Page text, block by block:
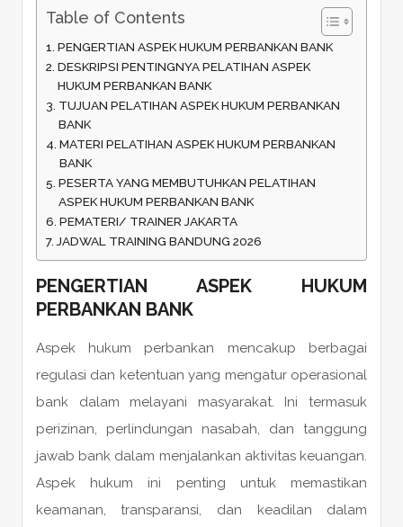
Table of Contents
PENGERTIAN ASPEK HUKUM PERBANKAN BANK
DESKRIPSI PENTINGNYA PELATIHAN ASPEK
HUKUM PERBANKAN BANK
TUJUAN PELATIHAN ASPEK HUKUM PERBANKAN
BANK
MATERI PELATIHAN ASPEK HUKUM PERBANKAN
BANK
PESERTA YANG MEMBUTUHKAN PELATIHAN
ASPEK HUKUM PERBANKAN BANK
PEMATERI/ TRAINER JAKARTA
JADWAL TRAINING BANDUNG 2026
PENGERTIAN ASPEK HUKUM
PERBANKAN BANK
Aspek hukum perbankan mencakup berbagai
regulasi dan ketentuan yang mengatur operasional
bank dalam melayani masyarakat. Ini termasuk
perizinan, perlindungan nasabah, dan tanggung
jawab bank dalam menjalankan aktivitas keuangan.
Aspek hukum ini penting untuk memastikan
keamanan, transparansi, dan keadilan dalam